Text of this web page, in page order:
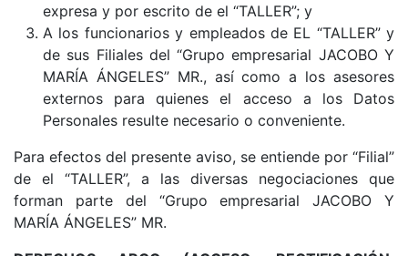
expresa y por escrito de el “TALLER”; y
A los funcionarios y empleados de EL “TALLER” y
de sus Filiales del “Grupo empresarial JACOBO Y
MARÍA ÁNGELES” MR., así como a los asesores
externos para quienes el acceso a los Datos
Personales resulte necesario o conveniente.
Para efectos del presente aviso, se entiende por “Filial”
de el “TALLER”, a las diversas negociaciones que
forman parte del “Grupo empresarial JACOBO Y
MARÍA ÁNGELES” MR.